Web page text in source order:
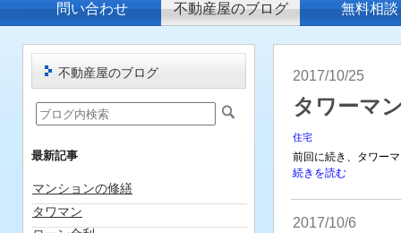
問い合わせ 不動産屋のブログ 無料相談
2017/10/25
タワーマ
住宅
前回に続き、タワー
続きを読む
2017/10/6
不動産屋のブログ
最新記事
マンションの修繕
タワマン